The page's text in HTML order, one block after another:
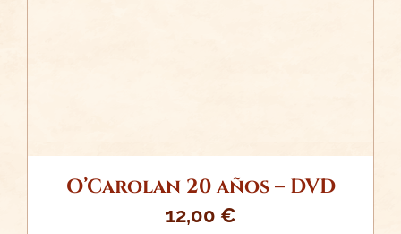
O’Carolan 20 años – DVD
12,00 €